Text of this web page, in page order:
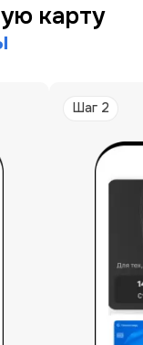
карту